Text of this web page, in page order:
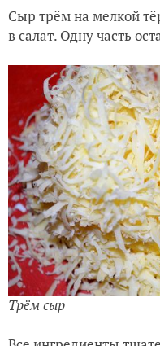
Сыр трём на мелкой
в салат. Одну часть
Трём сыр